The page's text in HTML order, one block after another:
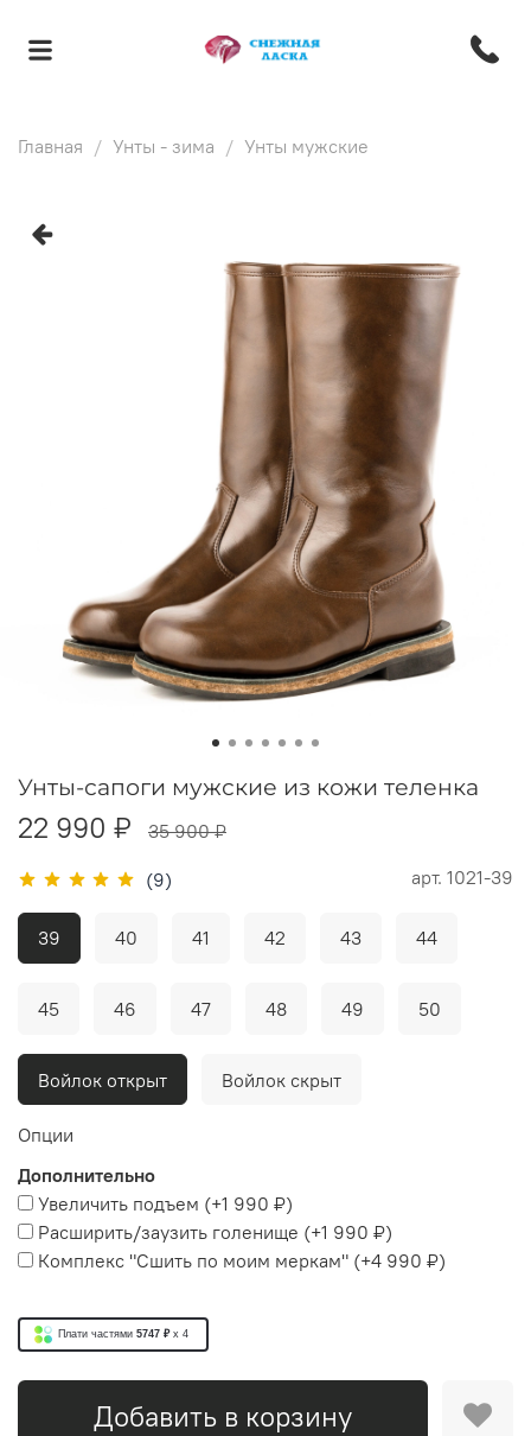
Главная Унты - зима Унты мужские
(9) арт. 1021-39
Унты-сапоги мужские из кожи теленка
22 990 ₽ 35 900 ₽
Плати частями 5747 ₽ x 4
Добавить в корзину
39 40 41 42 43 44
45 46 47 48 49 50
Войлок открыт Войлок скрыт
Опции
Дополнительно
Увеличить подъем (+1 990 ₽)
Расширить/заузить голенище (+1 990 ₽)
Комплекс "Сшить по моим меркам" (+4 990 ₽)